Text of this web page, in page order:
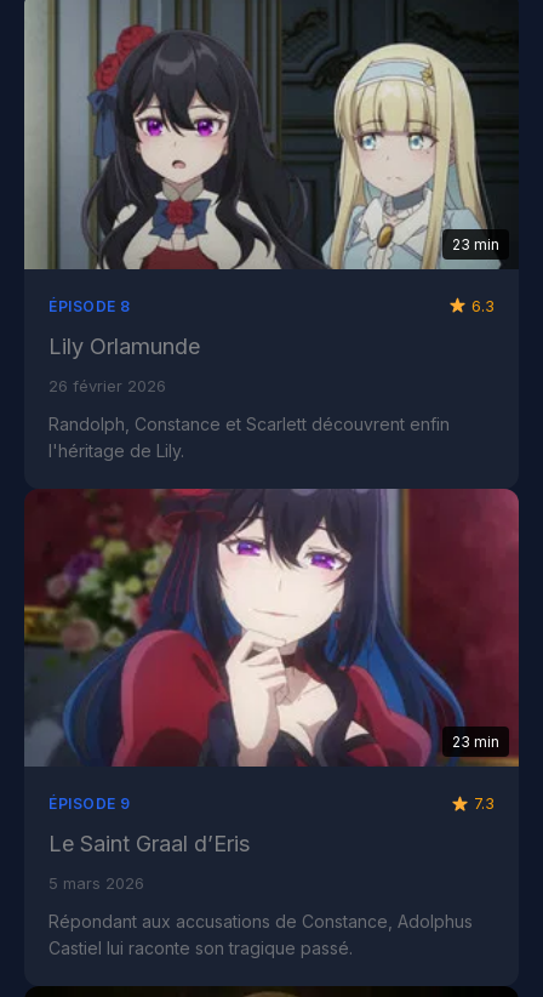
23 min
ÉPISODE 8 6.3
Lily Orlamunde
26 février 2026
Randolph, Constance et Scarlett découvrent enfin
l'héritage de Lily.
23 min
ÉPISODE 9 7.3
Le Saint Graal d’Eris
5 mars 2026
Répondant aux accusations de Constance, Adolphus
Castiel lui raconte son tragique passé.